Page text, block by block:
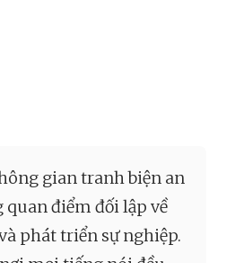
gian tranh biện an
điểm đối lập về
phát triển sự nghiệp.